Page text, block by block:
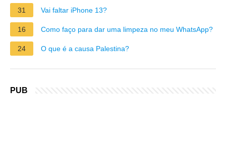
31 Vai faltar iPhone 13?
16 Como faço para dar uma limpeza no meu WhatsApp?
24 O que é a causa Palestina?
PUB